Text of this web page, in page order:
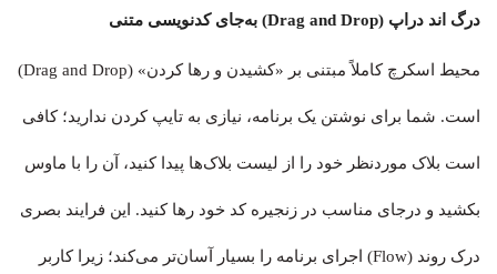
درگ اند دراپ (Drag and Drop) به‌جای کدنویسی متنی
محیط اسکرچ کاملاً مبتنی بر «کشیدن و رها کردن» (Drag and Drop)
است. شما برای نوشتن یک برنامه، نیازی به تایپ کردن ندارید؛ کافی
است بلاک موردنظر خود را از لیست بلاک‌ها پیدا کنید، آن را با ماوس
بکشید و درجای مناسب در زنجیره کد خود رها کنید. این فرایند بصری
درک روند (Flow) اجرای برنامه را بسیار آسان‌تر می‌کند؛ زیرا کاربر